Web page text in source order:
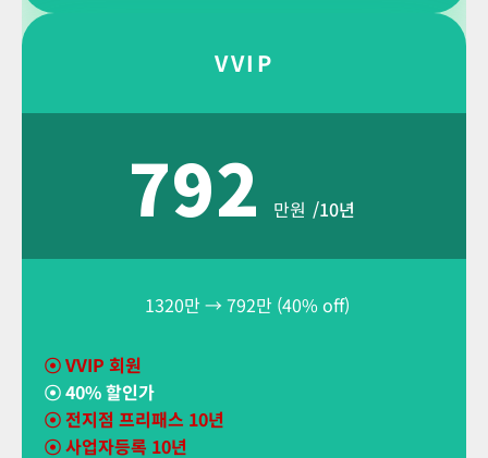
VVIP
792만원 /10년
1320만 → 792만 (40% off)
☉VVIP 회원
☉40% 할인가
☉ 전지점 프리패스 10년
☉ 사업자등록 10년